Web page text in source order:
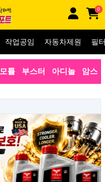
0
작업공임 자동차제원 필
모튤 부스터 아디놀 암스